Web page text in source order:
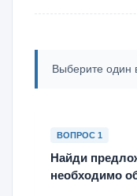
Выберите один
ВОПРОС 1
Найди
необходимо